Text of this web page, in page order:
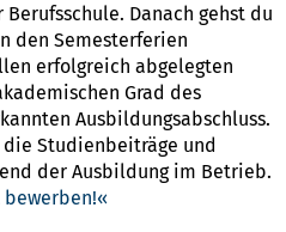
Danach gehst du
den Semesterferien
erfolgreich abgelegten
Grad des
Ausbildungsabschluss.
Studienbeiträge und
der Ausbildung im Betrieb.